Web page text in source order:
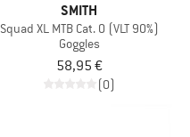
SMITH
Squad XL MTB Cat. 0 (VLT 90%)
Goggles
58,95 €
(0)